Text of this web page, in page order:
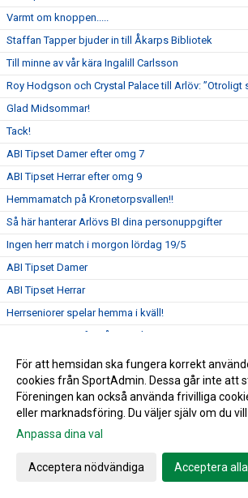
Varmt om knoppen.....
Staffan Tapper bjuder in till Åkarps Bibliotek
Till minne av vår kära Ingalill Carlsson
Roy Hodgson och Crystal Palace till Arlöv: ”Otroligt
Glad Midsommar!
Tack!
ABI Tipset Damer efter omg 7
ABI Tipset Herrar efter omg 9
Hemmamatch på Kronetorpsvallen!!
Så här hanterar Arlövs BI dina personuppgifter
Ingen herr match i morgon lördag 19/5
ABI Tipset Damer
ABI Tipset Herrar
Herrseniorer spelar hemma i kväll!
Hemma premiär för vårt Damlag!!!
Missa inte årets ABI cup den 30 juni
Skånes Idrottsledare Stipendier-2018
Passa på att förnya garderob samt hemmet....
Ett rykande färskt ABI blad....
Påminnelse - avgift 2018
För att hemsidan ska fungera korrekt
cookies från SportAdmin. Dessa går inte att
Föreningen kan också använda frivilliga
eller marknadsföring. Du väljer själv om du
Anpassa dina val
Acceptera nödvändiga Acceptera alla